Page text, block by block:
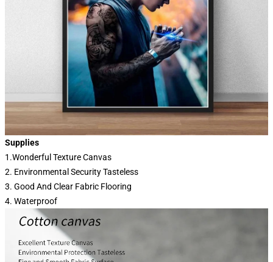
Supplies
1.Wonderful Texture Canvas
2. Environmental Security Tasteless
3. Good And Clear Fabric Flooring
4. Waterproof